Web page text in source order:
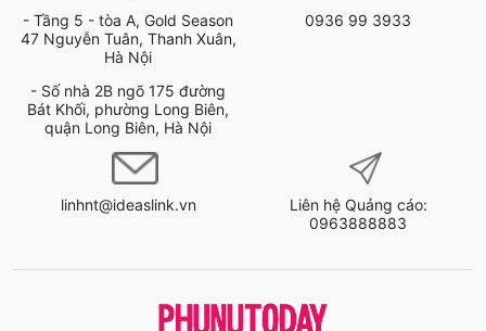
- Tầng 5 - tòa A, Gold Season
47 Nguyễn Tuân, Thanh Xuân,
Hà Nội
- Số nhà 2B ngõ 175 đường
Bát Khối, phường Long Biên,
quận Long Biên, Hà Nội
0936 99 3933
linhnt@ideaslink.vn
Liên hệ Quảng cáo:
0963888883